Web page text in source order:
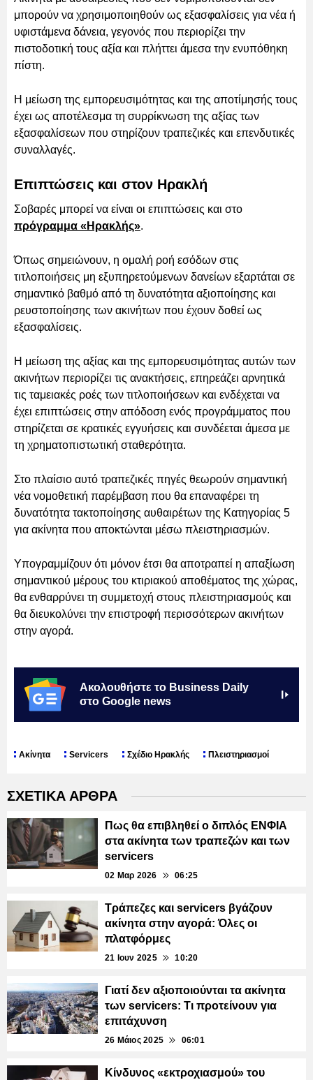
μπορούν να χρησιμοποιηθούν ως εξασφαλίσεις για νέα ή
υφιστάμενα δάνεια, γεγονός που περιορίζει την
πιστοδοτική τους αξία και πλήττει άμεσα την ενυπόθηκη
πίστη.
Η μείωση της εμπορευσιμότητας και της αποτίμησής τους
έχει ως αποτέλεσμα τη συρρίκνωση της αξίας των
εξασφαλίσεων που στηρίζουν τραπεζικές και επενδυτικές
συναλλαγές.
Επιπτώσεις και στον Ηρακλή
Σοβαρές μπορεί να είναι οι επιπτώσεις και στο
πρόγραμμα «Ηρακλής».
Όπως σημειώνουν, η ομαλή ροή εσόδων στις
τιτλοποιήσεις μη εξυπηρετούμενων δανείων εξαρτάται σε
σημαντικό βαθμό από τη δυνατότητα αξιοποίησης και
ρευστοποίησης των ακινήτων που έχουν δοθεί ως
εξασφαλίσεις.
Η μείωση της αξίας και της εμπορευσιμότητας αυτών των
ακινήτων περιορίζει τις ανακτήσεις, επηρεάζει αρνητικά
τις ταμειακές ροές των τιτλοποιήσεων και ενδέχεται να
έχει επιπτώσεις στην απόδοση ενός προγράμματος που
στηρίζεται σε κρατικές εγγυήσεις και συνδέεται άμεσα με
τη χρηματοπιστωτική σταθερότητα.
Στο πλαίσιο αυτό τραπεζικές πηγές θεωρούν σημαντική
νέα νομοθετική παρέμβαση που θα επαναφέρει τη
δυνατότητα τακτοποίησης αυθαιρέτων της Κατηγορίας 5
για ακίνητα που αποκτώνται μέσω πλειστηριασμών.
Υπογραμμίζουν ότι μόνον έτσι θα αποτραπεί η απαξίωση
σημαντικού μέρους του κτιριακού αποθέματος της χώρας,
θα ενθαρρύνει τη συμμετοχή στους πλειστηριασμούς και
θα διευκολύνει την επιστροφή περισσότερων ακινήτων
στην αγορά.
Ακολουθήστε το Business Daily
στο Google news
Ακίνητα Servicers Σχέδιο Ηρακλής Πλειστηριασμοί
ΣΧΕΤΙΚΑ ΑΡΘΡΑ
Πως θα επιβληθεί ο διπλός ΕΝΦΙΑ
στα ακίνητα των τραπεζών και των
servicers
02 Μαρ 2026 06:25
Τράπεζες και servicers βγάζουν
ακίνητα στην αγορά: Όλες οι
πλατφόρμες
21 Ιουν 2025 10:20
Γιατί δεν αξιοποιούνται τα ακίνητα
των servicers: Τι προτείνουν για
επιτάχυνση
26 Μάιος 2025 06:01
Κίνδυνος «εκτροχιασμού» του